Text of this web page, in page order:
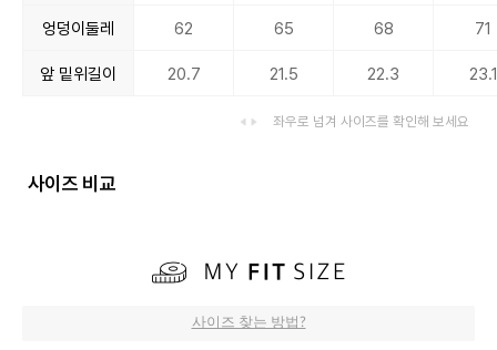
엉덩이둘레 62 65 68 71
앞 밑위길이 20.7 21.5 22.3 23.1
좌우로 넘겨 사이즈를 확인해 보세요
사이즈 비교